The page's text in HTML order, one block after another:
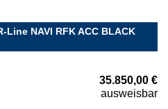
Line NAVI RFK ACC BLACK
35.850,00 €
ausweisbar